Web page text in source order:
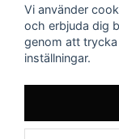
Vi använder
och erbjuda dig
genom att trycka
inställningar.